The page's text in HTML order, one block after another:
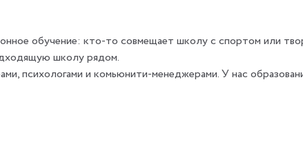
обучение: кто-то совмещает школу с спортом или
школу рядом.
психологами и комьюнити-менеджерами. У нас